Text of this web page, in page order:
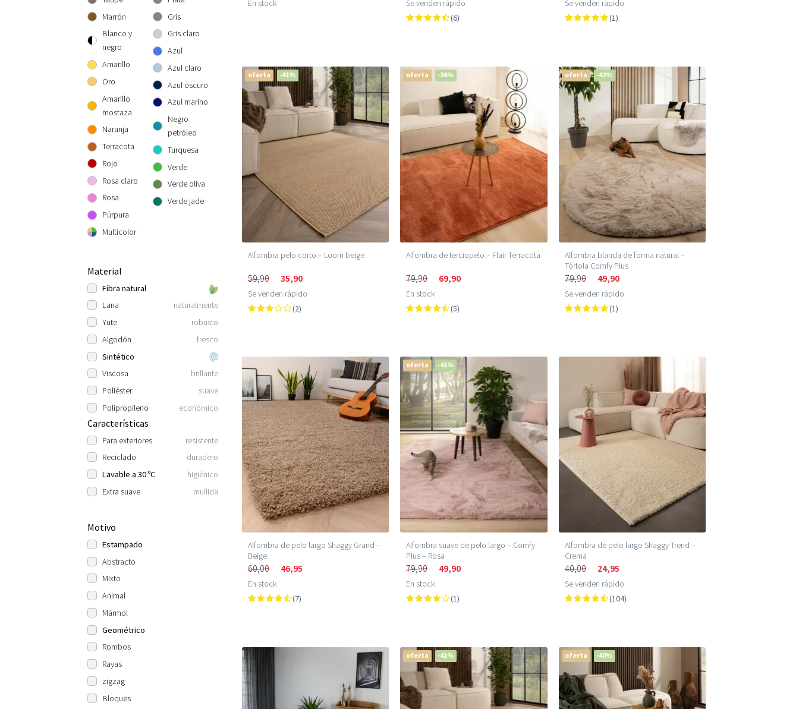
300 cm redonda
300x300 cm
160x230 cm
200x290 cm
240x340 cm
300x400 cm
Marrón
Blanco y
negro
Amarillo
Oro
Amarillo
mostaza
Naranja
Terracota
Rojo
Rosa claro
Rosa
Púrpura
Multicolor
Gris
Gris claro
Azul
Azul claro
Azul oscuro
Azul marino
Negro
petróleo
Turquesa
Verde
Verde oliva
Verde jade
Material
Fibra natural
Lana
naturalmente
Yute
robusto
Algodón
fresco
Sintético
Viscosa
brillante
Poliéster
suave
Polipropileno
económico
Características
Para exteriores
resistente
Reciclado
duradero
Lavable a 30 ºC
higiénico
Extra suave
mullida
Motivo
Estampado
Abstracto
Mixto
Animal
Mármol
Geométrico
Rombos
Rayas
zigzag
Bloques
En stock
Se venden rápido
(6)
Se venden rápido
(1)
oferta -41%
Alfombra pelo corto – Loom beige
59,90 35,90
Se venden rápido
(2)
oferta -36%
Alfombra de terciopelo – Flair Terracota
79,90 69,90
En stock
(5)
oferta -42%
Alfombra blanda de forma natural –
Tórtola Comfy Plus
79,90 49,90
Se venden rápido
(1)
Alfombra de pelo largo Shaggy Grand –
Beige
60,00 46,95
En stock
(7)
oferta -41%
Alfombra suave de pelo largo – Comfy
Plus – Rosa
79,90 49,90
En stock
(1)
Alfombra de pelo largo Shaggy Trend –
Crema
40,00 24,95
Se venden rápido
(104)
oferta -41% oferta -40%